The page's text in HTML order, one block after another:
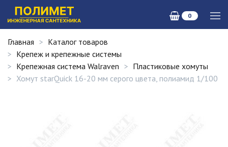
0
Главная
Каталог товаров
Крепеж и крепежные системы
Крепежная система Walraven
Пластиковые хомуты
Хомут starQuick 16-20 мм серого цвета, полиамид 1/100